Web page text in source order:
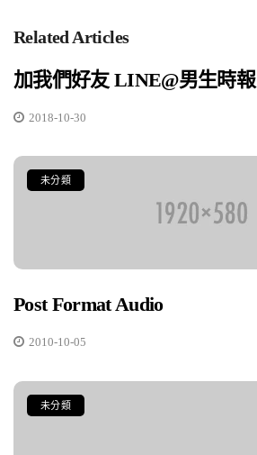
Related Articles
加我們好友 LINE@男生時報
2018-10-30
未分類
Post Format Audio
2010-10-05
未分類